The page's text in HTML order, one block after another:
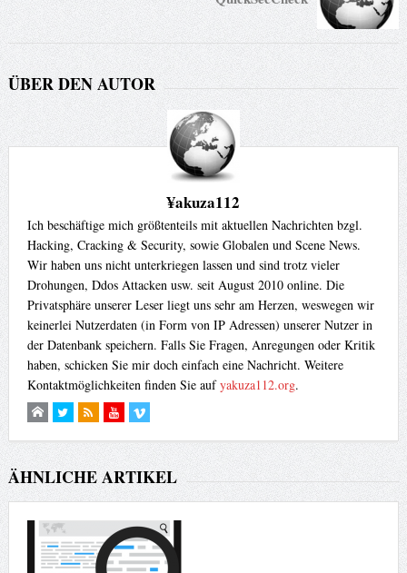
ÜBER DEN AUTOR
¥akuza112
Ich beschäftige mich größtenteils mit aktuellen Nachrichten bzgl.
Hacking, Cracking & Security, sowie Globalen und Scene News.
Wir haben uns nicht unterkriegen lassen und sind trotz vieler
Drohungen, Ddos Attacken usw. seit August 2010 online. Die
Privatsphäre unserer Leser liegt uns sehr am Herzen, weswegen wir
keinerlei Nutzerdaten (in Form von IP Adressen) unserer Nutzer in
der Datenbank speichern. Falls Sie Fragen, Anregungen oder Kritik
haben, schicken Sie mir doch einfach eine Nachricht. Weitere
Kontaktmöglichkeiten finden Sie aufyakuza112.org.
ÄHNLICHE ARTIKEL